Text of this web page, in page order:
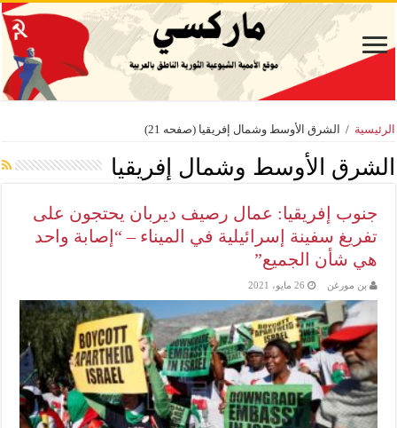
الرئيسية / الشرق الأوسط وشمال إفريقيا (صفحه 21)
الشرق الأوسط وشمال إفريقيا
جنوب إفريقيا: عمال رصيف ديربان يحتجون على
تفريغ سفينة إسرائيلية في الميناء – “إصابة واحد
هي شأن الجميع”
بن مورغن 26 مايو، 2021